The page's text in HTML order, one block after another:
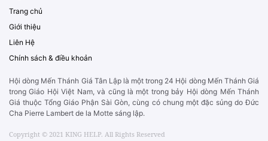
Trang chủ
Giới thiệu
Liên Hệ
Chính sách & điều khoản
Hội dòng Mến Thánh Giá Tân Lập là một trong 24 Hội dòng Mến Thánh Giá
trong Giáo Hội Việt Nam, và cũng là một trong bảy Hội dòng Mến Thánh
Giá thuộc Tổng Giáo Phận Sài Gòn, cùng có chung một đặc sủng do Đức
Cha Pierre Lambert de la Motte sáng lập.
Copyright © 2021 KING HELP. All Rights Reserved